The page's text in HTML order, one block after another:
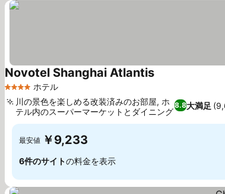
4 ホテルのランク
ホテル
Novotel Shanghai Atlantis料金を表示
8.8大満足
川の景色を楽しめる改装済みのお部屋, ホ
テル内のスーパーマーケットとダイニング
最安値 ￥9,233
6件のサイトの料金を表示